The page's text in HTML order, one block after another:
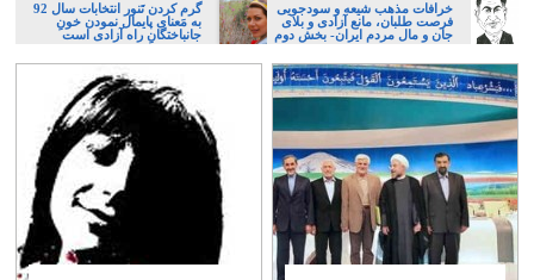
خرافات مذهب شیعه و سودجویی
فرصت طلبان، مانع آزادی و بلای
جان و مال مردم ایران- بخش دوم
گرم کردن تَنور انتخابات سال 92
به مَعنای پایمال نمودن خونِ
جانباختگانِ راه آزادی است